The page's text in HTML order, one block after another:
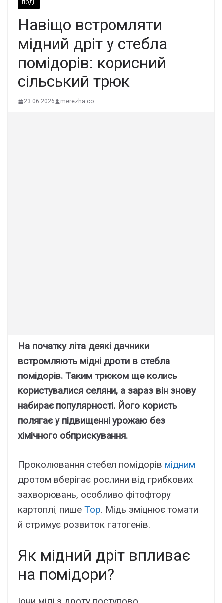
ПОДІЇ
Навіщо встромляти
мідний дріт у стебла
помідорів: корисний
сільський трюк
23.06.2026 merezha.co
На початку літа деякі дачники
встромляють мідні дроти в стебла
помідорів. Таким трюком ще колись
користувалися селяни, а зараз він знову
набирає популярності. Його користь
полягає у підвищенні урожаю без
хімічного обприскування.
Проколювання стебел помідорів мідним
дротом вберігає рослини від грибкових
захворювань, особливо фітофтору
картоплі, пише Top. Мідь зміцнює томати
й стримує розвиток патогенів.
Як мідний дріт впливає
на помідори?